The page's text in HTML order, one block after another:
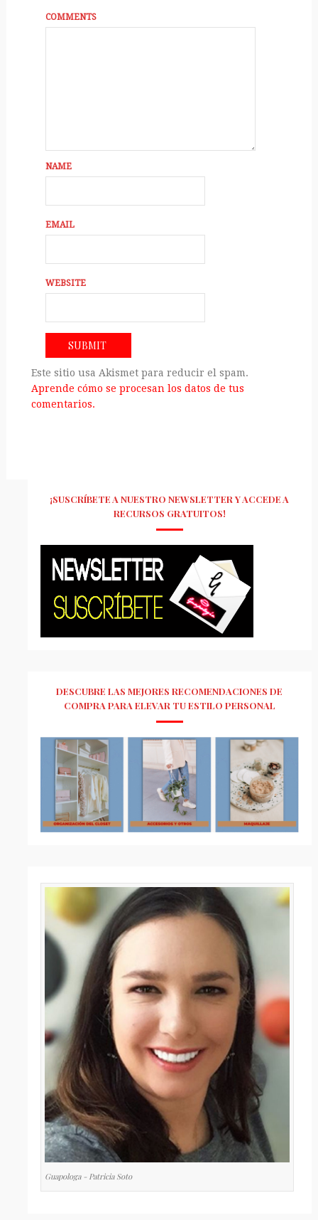
COMMENTS
NAME
EMAIL
WEBSITE
Este sitio usa Akismet para reducir el spam.
Aprende cómo se procesan los datos de tus
comentarios.
¡SUSCRÍBETE A NUESTRO NEWSLETTER Y ACCEDE A
RECURSOS GRATUITOS!
DESCUBRE LAS MEJORES RECOMENDACIONES DE
COMPRA PARA ELEVAR TU ESTILO PERSONAL
Guapologa - Patricia Soto